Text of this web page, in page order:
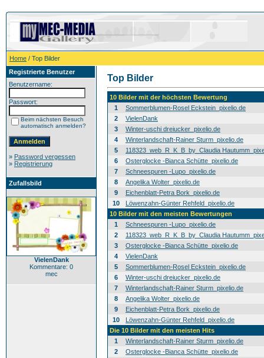
Home / Top Bilder
Registrierte Benutzer
Benutzername:
Passwort:
Beim nächsten Besuch
automatisch anmelden?
» Password vergessen
» Registrierung
Zufallsbild
VielenDank
Kommentare: 0
mec
Top Bilder
10 Bilder mit der höchsten Bewertung
1
Sommerblumen-Rosel Eckstein_pixelio.de
2
VielenDank
3
Winter-uschi dreiucker_pixelio.de
4
Winterlandschaft-Rainer Sturm_pixelio.de
5
118323_web_R_K_B_by_Claudia
6
Osterglocke -Bianca Schütte_pixelio.de
7
Schneespuren -Lupo_pixelio.de
8
Angelika Wolter_pixelio.de
9
Eichenblatt-Petra Bork_pixelio.de
10
Löwenzahn-Günter Rehfeld_pixelio.de
10 Bilder mit den meisten Bewertungen
1
Schneespuren -Lupo_pixelio.de
2
118323_web_R_K_B_by_Claudia
3
Osterglocke -Bianca Schütte_pixelio.de
4
VielenDank
5
Sommerblumen-Rosel Eckstein_pixelio.de
6
Winter-uschi dreiucker_pixelio.de
7
Winterlandschaft-Rainer Sturm_pixelio.de
8
Angelika Wolter_pixelio.de
9
Eichenblatt-Petra Bork_pixelio.de
10
Löwenzahn-Günter Rehfeld_pixelio.de
Die 10 Bilder mit den meisten Hits
1
Winterlandschaft-Rainer Sturm_pixelio.de
2
Osterglocke -Bianca Schütte_pixelio.de